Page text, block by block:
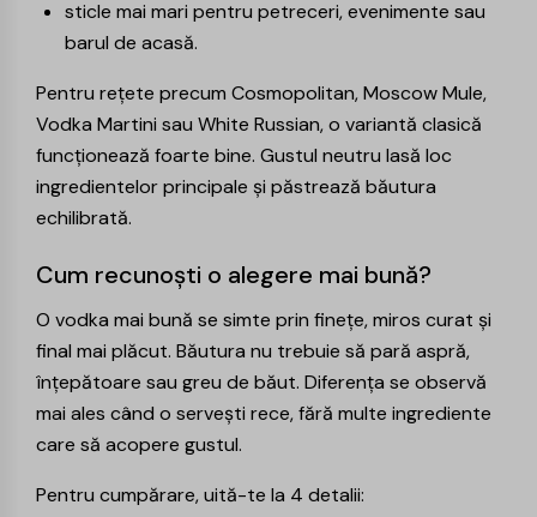
sticle mai mari pentru petreceri, evenimente sau
barul de acasă.
Pentru rețete precum Cosmopolitan, Moscow Mule,
Vodka Martini sau White Russian, o variantă clasică
funcționează foarte bine. Gustul neutru lasă loc
ingredientelor principale și păstrează băutura
echilibrată.
Cum recunoști o alegere mai bună?
O vodka mai bună se simte prin finețe, miros curat și
final mai plăcut. Băutura nu trebuie să pară aspră,
înțepătoare sau greu de băut. Diferența se observă
mai ales când o servești rece, fără multe ingrediente
care să acopere gustul.
Pentru cumpărare, uită-te la 4 detalii: